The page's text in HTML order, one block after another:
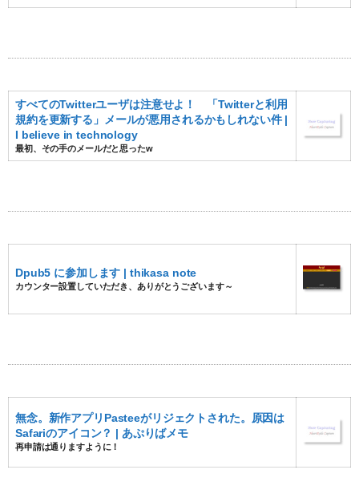
すべてのTwitterユーザは注意せよ！ 「Twitterと利用
規約を更新する」メールが悪用されるかもしれない件 |
I believe in technology
最初、その手のメールだと思ったw
Dpub5 に参加します | thikasa note
カウンター設置していただき、ありがとうございます～
無念。新作アプリPasteeがリジェクトされた。原因は
Safariのアイコン？ | あぷりばメモ
再申請は通りますように！